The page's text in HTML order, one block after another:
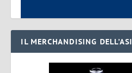
IL MERCHANDISING DELL’ASI